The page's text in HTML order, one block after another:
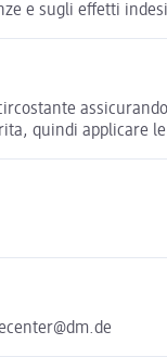
e sugli effetti
quindi applicare